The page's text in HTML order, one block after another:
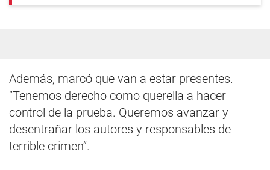
Además, marcó que van a estar presentes.
“Tenemos derecho como querella a hacer
control de la prueba. Queremos avanzar y
desentrañar los autores y responsables de
terrible crimen”.